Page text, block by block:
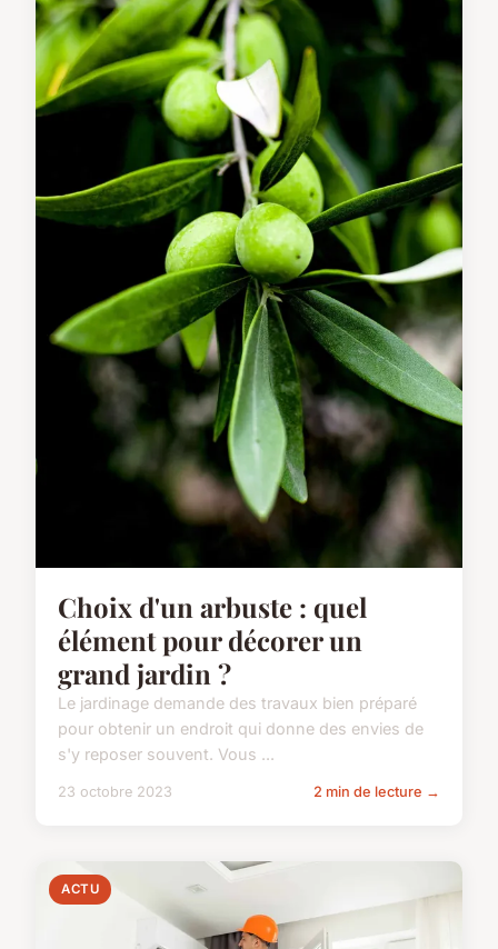
Choix d'un arbuste : quel
élément pour décorer un
grand jardin ?
Le jardinage demande des travaux bien préparé
pour obtenir un endroit qui donne des envies de
s'y reposer souvent. Vous ...
23 octobre 2023 2 min de lecture →
ACTU